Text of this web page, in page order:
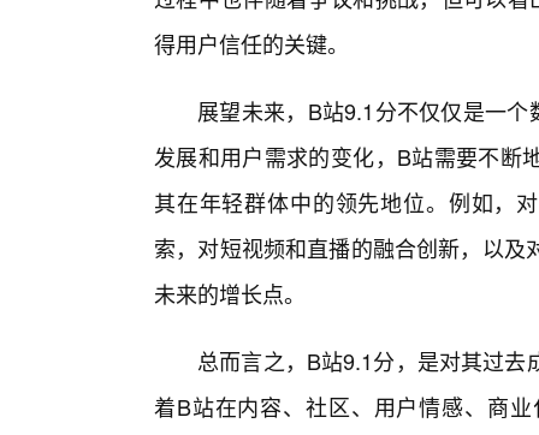
得用户信任的关键。
展望未来，B站9.1分不仅仅是一
发展和用户需求的变化，B站需要不断
其在年轻群体中的领先地位。例如，
索，对短视频和直播的融合创新，以
未来的增长点。
总而言之，B站9.1分，是对其过
着B站在内容、社区、用户情感、商